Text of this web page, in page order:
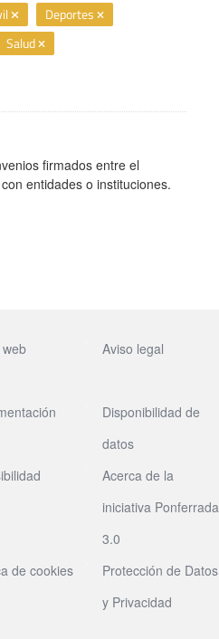
Deportes
Salud
firmados entre el
entidades o instituciones.
Aviso legal
Disponibilidad de
datos
Acerca de la
iniciativa Ponferrada
3.0
de cookies
Protección de Datos
y Privacidad